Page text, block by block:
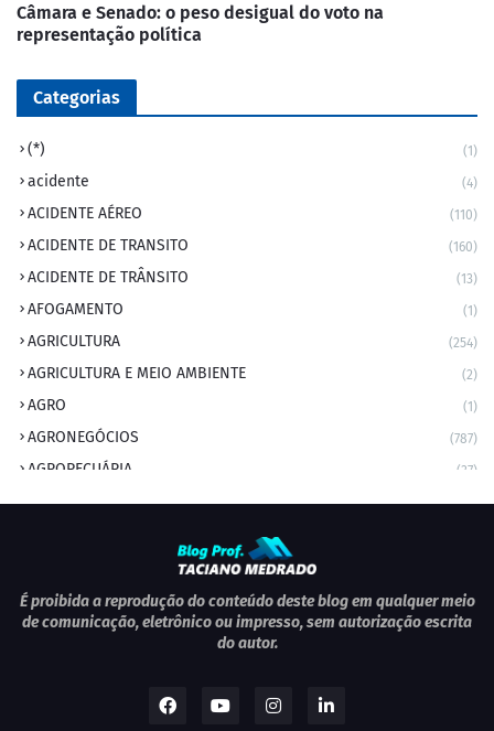
Câmara e Senado: o peso desigual do voto na
representação política
Categorias
(*) (1)
acidente (4)
ACIDENTE AÉREO (110)
ACIDENTE DE TRANSITO (160)
ACIDENTE DE TRÂNSITO (13)
AFOGAMENTO (1)
AGRICULTURA (254)
AGRICULTURA E MEIO AMBIENTE (2)
AGRO (1)
AGRONEGÓCIOS (787)
AGROPECUÁRIA (37)
AMBIENTE (9)
ANIVERSÁRIO DA CIDADE
ANIVERSÁRIOS (1)
APEXBRASIL (1)
É proibida a reprodução do conteúdo deste blog em qualquer meio
de comunicação, eletrônico ou impresso, sem autorização escrita
do autor.